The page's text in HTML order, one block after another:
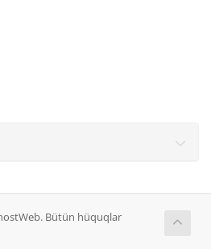
Bütün hüquqlar